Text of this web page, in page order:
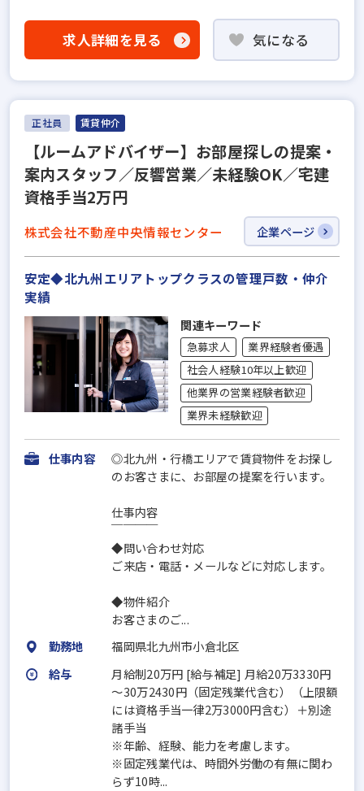
求人詳細を見る 気になる
正社員 賃貸仲介
【ルームアドバイザー】お部屋探しの提案・
案内スタッフ／反響営業／未経験OK／宅建
資格手当2万円
株式会社不動産中央情報センター 企業ページ
安定◆北九州エリアトップクラスの管理戸数・仲介
実績
関連キーワード
急募求人
業界経験者優遇
社会人経験10年以上歓迎
他業界の営業経験者歓迎
業界未経験歓迎
仕事内容
◎北九州・行橋エリアで賃貸物件をお探し
のお客さまに、お部屋の提案を行います。
仕事内容
￣￣￣￣
◆問い合わせ対応
ご来店・電話・メールなどに対応します。
◆物件紹介
お客さまのご...
勤務地
福岡県北九州市小倉北区
給与
月給制20万円 [給与補足] 月給20万3330円
～30万2430円（固定残業代含む）（上限額
には資格手当一律2万3000円含む）＋別途
諸手当
※年齢、経験、能力を考慮します。
※固定残業代は、時間外労働の有無に関わ
らず10時...